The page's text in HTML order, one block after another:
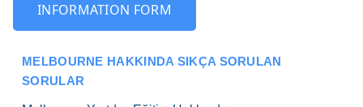
INFORMATION FORM
MELBOURNE HAKKINDA SIKÇA SORULAN
SORULAR